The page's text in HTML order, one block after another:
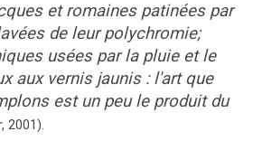
et romaines patinées par
de leur polychromie;
usées par la pluie et le
aux vernis jaunis : l'art que
est un peu le produit du
, 2001).